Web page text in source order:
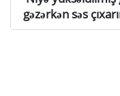
gəzərkən səs